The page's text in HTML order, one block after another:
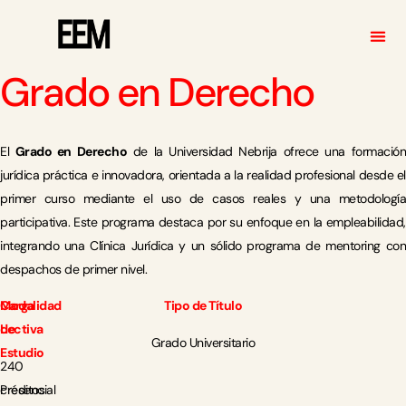
Grado en Derecho
El Grado en Derecho de la Universidad Nebrija ofrece una formación
jurídica práctica e innovadora, orientada a la realidad profesional desde el
primer curso mediante el uso de casos reales y una metodología
participativa. Este programa destaca por su enfoque en la empleabilidad,
integrando una Clínica Jurídica y un sólido programa de mentoring con
despachos de primer nivel.
Carga
Lectiva
240
créditos
Modalidad
de
Estudio
Presencial
Tipo de Título
Grado Universitario